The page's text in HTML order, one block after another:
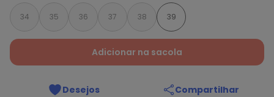
34 35 36 37 38 39
Adicionar na sacola
Desejos Compartilhar